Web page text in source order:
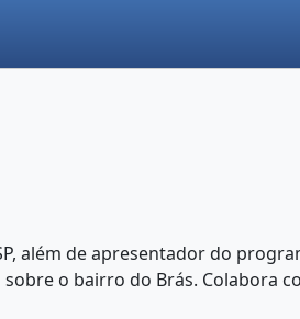
além de apresentador do
o bairro do Brás. Colabora